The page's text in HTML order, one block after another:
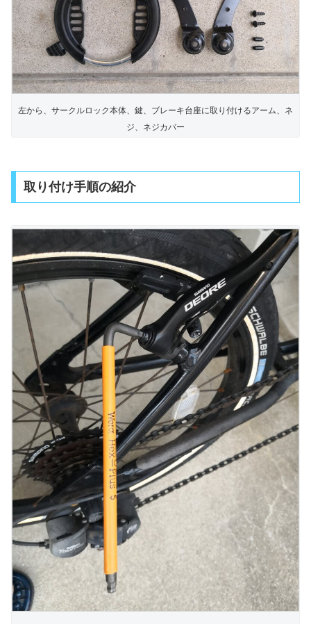
左から、サークルロック本体、鍵、ブレーキ台座に取り付けるアーム、ネ
ジ、ネジカバー
取り付け手順の紹介